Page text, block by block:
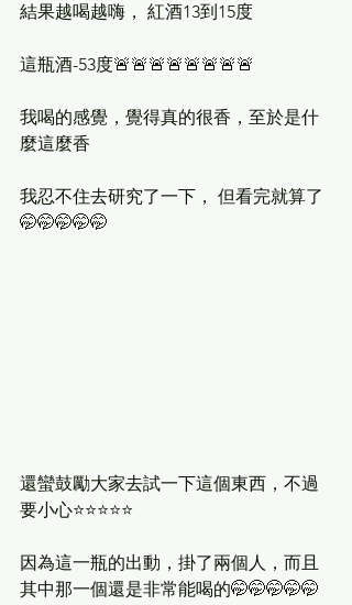
結果越喝越嗨， 紅酒13到15度
這瓶酒-53度🚨🚨🚨🚨🚨🚨🚨🚨
我喝的感覺，覺得真的很香，至於是什
麼這麼香
我忍不住去研究了一下， 但看完就算了
🤭🤭🤭🤭🤭
還蠻鼓勵大家去試一下這個東西，不過
要小心⭐️⭐️⭐️⭐️⭐️
因為這一瓶的出動，掛了兩個人，而且
其中那一個還是非常能喝的🤭🤭🤭🤭🤭